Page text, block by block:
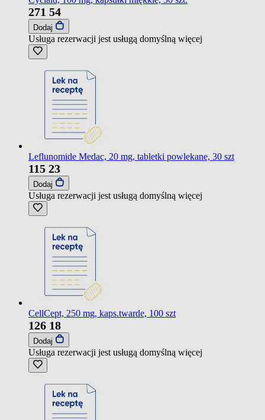
271 54
Dodaj
Usługa rezerwacji jest usługą domyślną więcej
Leflunomide Medac, 20 mg, tabletki powlekane, 30 szt
115 23
Dodaj
Usługa rezerwacji jest usługą domyślną więcej
CellCept, 250 mg, kaps.twarde, 100 szt
126 18
Dodaj
Usługa rezerwacji jest usługą domyślną więcej